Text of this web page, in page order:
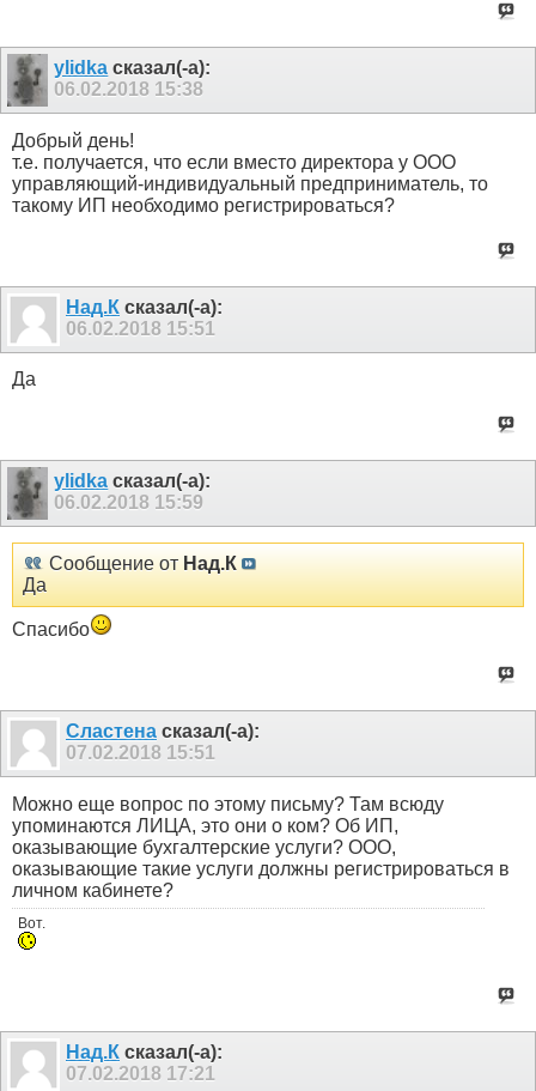
ylidka сказал(-а):
06.02.2018 15:38
Добрый день!
т.е. получается, что если вместо директора у ООО
управляющий-индивидуальный предприниматель, то
такому ИП необходимо регистрироваться?
Над.К сказал(-а):
06.02.2018 15:51
Да
ylidka сказал(-а):
06.02.2018 15:59
Сообщение от Над.К
Да
Спасибо
Сластена сказал(-а):
07.02.2018 15:51
Можно еще вопрос по этому письму? Там всюду
упоминаются ЛИЦА, это они о ком? Об ИП,
оказывающие бухгалтерские услуги? ООО,
оказывающие такие услуги должны регистрироваться в
личном кабинете?
Вот.
Над.К сказал(-а):
07.02.2018 17:21